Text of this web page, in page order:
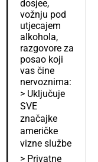
dosjee,
vožnju pod
utjecajem
alkohola,
razgovore za
posao koji
vas čine
nervoznima:
> Uključuje
SVE
značajke
američke
vizne službe
> Privatne